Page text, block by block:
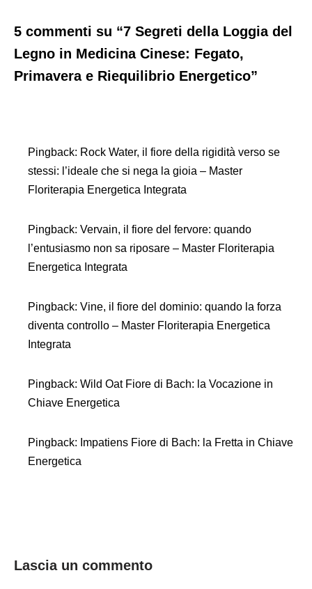
5 commenti su “7 Segreti della Loggia del
Legno in Medicina Cinese: Fegato,
Primavera e Riequilibrio Energetico”
Pingback: Rock Water, il fiore della rigidità verso se
stessi: l’ideale che si nega la gioia – Master
Floriterapia Energetica Integrata
Pingback: Vervain, il fiore del fervore: quando
l’entusiasmo non sa riposare – Master Floriterapia
Energetica Integrata
Pingback: Vine, il fiore del dominio: quando la forza
diventa controllo – Master Floriterapia Energetica
Integrata
Pingback: Wild Oat Fiore di Bach: la Vocazione in
Chiave Energetica
Pingback: Impatiens Fiore di Bach: la Fretta in Chiave
Energetica
Lascia un commento